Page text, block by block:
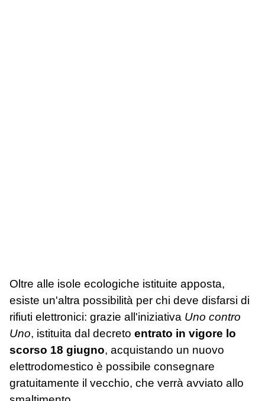
Oltre alle isole ecologiche istituite apposta,
esiste un'altra possibilità per chi deve disfarsi di
rifiuti elettronici: grazie all'iniziativa Uno contro
Uno, istituita dal decreto entrato in vigore lo
scorso 18 giugno, acquistando un nuovo
elettrodomestico è possibile consegnare
gratuitamente il vecchio, che verrà avviato allo